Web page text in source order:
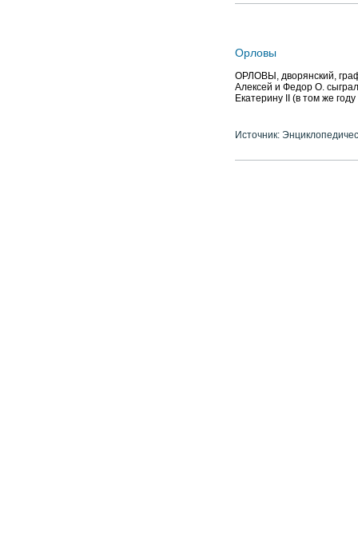
Орловы
ОРЛОВЫ, дворянский,
Алексей и Федор О.
Екатерину II (в том же
Источник: